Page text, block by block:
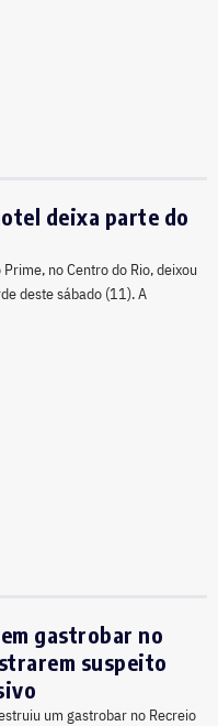
deixa parte do
no Centro do Rio, deixou
deste sábado (11). A
gastrobar no
suspeito
um gastrobar no Recreio